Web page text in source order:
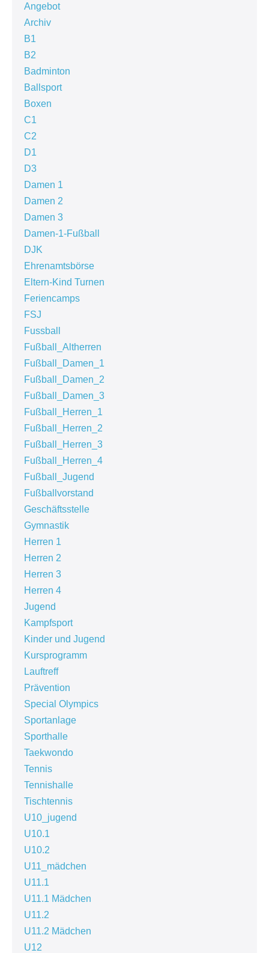
Angebot
Archiv
B1
B2
Badminton
Ballsport
Boxen
C1
C2
D1
D3
Damen 1
Damen 2
Damen 3
Damen-1-Fußball
DJK
Ehrenamtsbörse
Eltern-Kind Turnen
Feriencamps
FSJ
Fussball
Fußball_Altherren
Fußball_Damen_1
Fußball_Damen_2
Fußball_Damen_3
Fußball_Herren_1
Fußball_Herren_2
Fußball_Herren_3
Fußball_Herren_4
Fußball_Jugend
Fußballvorstand
Geschäftsstelle
Gymnastik
Herren 1
Herren 2
Herren 3
Herren 4
Jugend
Kampfsport
Kinder und Jugend
Kursprogramm
Lauftreff
Prävention
Special Olympics
Sportanlage
Sporthalle
Taekwondo
Tennis
Tennishalle
Tischtennis
U10_jugend
U10.1
U10.2
U11_mädchen
U11.1
U11.1 Mädchen
U11.2
U11.2 Mädchen
U12